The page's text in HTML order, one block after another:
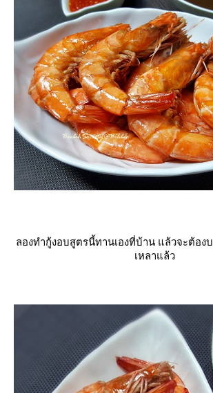
ลองทำกู้งอบสูตรนี้ทานเองที่บ้าน แล้วจะต้อง
เหลาแล้ว